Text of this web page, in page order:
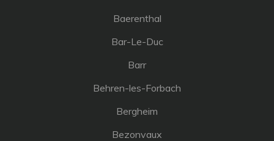
Baerenthal
Bar-Le-Duc
Barr
Behren-les-Forbach
Bergheim
Bezonvaux